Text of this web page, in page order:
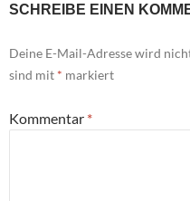
SCHREIBE EINEN
Deine E-Mail-Adresse wird
sind mit * markiert
Kommentar *